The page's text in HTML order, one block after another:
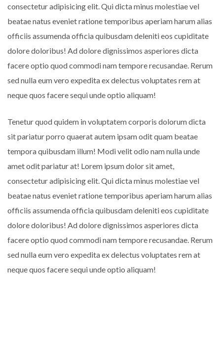
consectetur adipisicing elit. Qui dicta minus molestiae vel
beatae natus eveniet ratione temporibus aperiam harum alias
officiis assumenda officia quibusdam deleniti eos cupiditate
dolore doloribus! Ad dolore dignissimos asperiores dicta
facere optio quod commodi nam tempore recusandae. Rerum
sed nulla eum vero expedita ex delectus voluptates rem at
neque quos facere sequi unde optio aliquam!
Tenetur quod quidem in voluptatem corporis dolorum dicta
sit pariatur porro quaerat autem ipsam odit quam beatae
tempora quibusdam illum! Modi velit odio nam nulla unde
amet odit pariatur at! Lorem ipsum dolor sit amet,
consectetur adipisicing elit. Qui dicta minus molestiae vel
beatae natus eveniet ratione temporibus aperiam harum alias
officiis assumenda officia quibusdam deleniti eos cupiditate
dolore doloribus! Ad dolore dignissimos asperiores dicta
facere optio quod commodi nam tempore recusandae. Rerum
sed nulla eum vero expedita ex delectus voluptates rem at
neque quos facere sequi unde optio aliquam!